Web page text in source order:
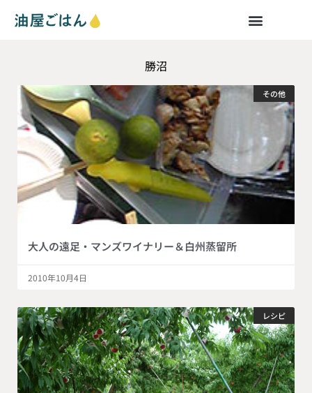
勝沼
その他
大人の遠足・マンズワイナリー＆白州蒸留所
2010年10月4日
レシピ